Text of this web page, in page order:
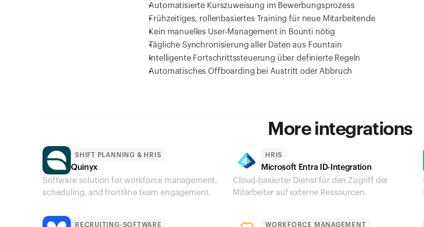
Automatisierte Kurszuweisung im Bewerbungsprozess
Frühzeitiges, rollenbasiertes Training für neue Mitarbeitende
Kein manuelles User-Management in Bounti nötig
Tägliche Synchronisierung aller Daten aus Fountain
Intelligente Fortschrittssteuerung über definierte Regeln
Automatisches Offboarding bei Austritt oder Abbruch
More integrations
SHIFT PLANNING & HRIS
Quinyx
Software solution for workforce management,
scheduling, and frontline team engagement.
HRIS
Microsoft Entra ID-Integration
Cloud-basierter Dienst für den Zugriff der
Mitarbeiter auf externe Ressourcen.
RECRUITING-SOFTWARE WORKFORCE MANAGEMENT